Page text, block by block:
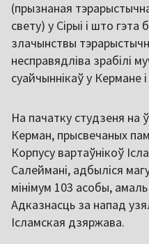
(прызнаная
свету) у Сірыі і што
злачынствы
несправядліва зрабілі
суайчыннікаў у Кермане
На пачатку студзеня на
Керман, прысвечаных
Корпусу вартаўнікоў
Салеймані, адбыліся
мінімум 103 асобы,
Адказнасць за напад
Ісламская дзяржава.